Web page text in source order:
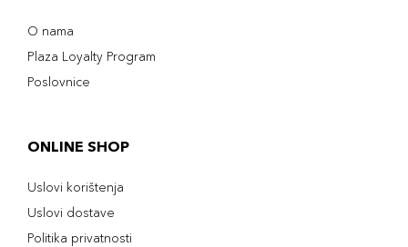
O nama
Plaza Loyalty Program
Poslovnice
ONLINE SHOP
Uslovi korištenja
Uslovi dostave
Politika privatnosti